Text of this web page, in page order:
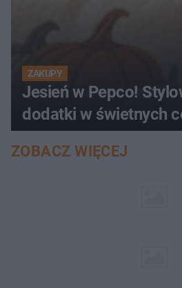
ZAKUPY
Jesień w Pepco!
dodatki w świetnych
ZOBACZ WIĘCEJ